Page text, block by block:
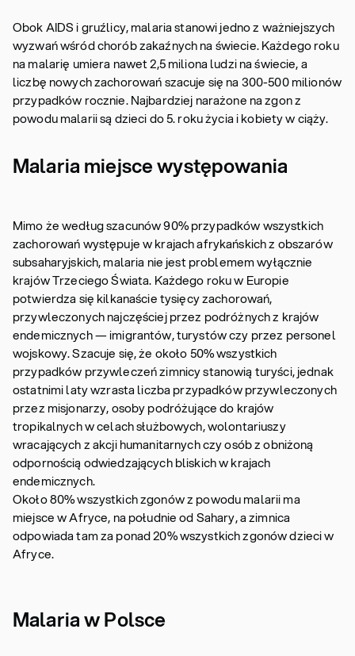
Obok AIDS i gruźlicy, malaria stanowi jedno z ważniejszych
wyzwań wśród chorób zakaźnych na świecie. Każdego roku
na malarię umiera nawet 2,5 miliona ludzi na świecie, a
liczbę nowych zachorowań szacuje się na 300-500 milionów
przypadków rocznie. Najbardziej narażone na zgon z
powodu malarii są dzieci do 5. roku życia i kobiety w ciąży.
Malaria miejsce występowania
Mimo że według szacunów 90% przypadków wszystkich
zachorowań występuje w krajach afrykańskich z obszarów
subsaharyjskich, malaria nie jest problemem wyłącznie
krajów Trzeciego Świata. Każdego roku w Europie
potwierdza się kilkanaście tysięcy zachorowań,
przywleczonych najczęściej przez podróżnych z krajów
endemicznych — imigrantów, turystów czy przez personel
wojskowy. Szacuje się, że około 50% wszystkich
przypadków przywleczeń zimnicy stanowią turyści, jednak
ostatnimi laty wzrasta liczba przypadków przywleczonych
przez misjonarzy, osoby podróżujące do krajów
tropikalnych w celach służbowych, wolontariuszy
wracających z akcji humanitarnych czy osób z obniżoną
odpornością odwiedzających bliskich w krajach
endemicznych.
Około 80% wszystkich zgonów z powodu malarii ma
miejsce w Afryce, na południe od Sahary, a zimnica
odpowiada tam za ponad 20% wszystkich zgonów dzieci w
Afryce.
Malaria w Polsce